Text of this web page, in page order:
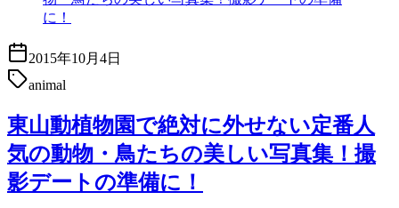
2015年10月4日
animal
東山動植物園で絶対に外せない定番人
気の動物・鳥たちの美しい写真集！撮
影デートの準備に！